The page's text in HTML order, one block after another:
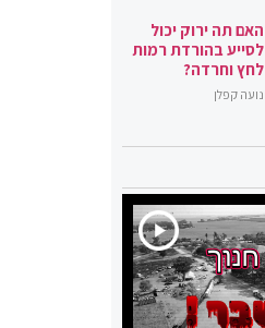
האם תה ירוק יכול
לסייע בהורדת רמות
לחץ וחרדה?
נועה קפלן